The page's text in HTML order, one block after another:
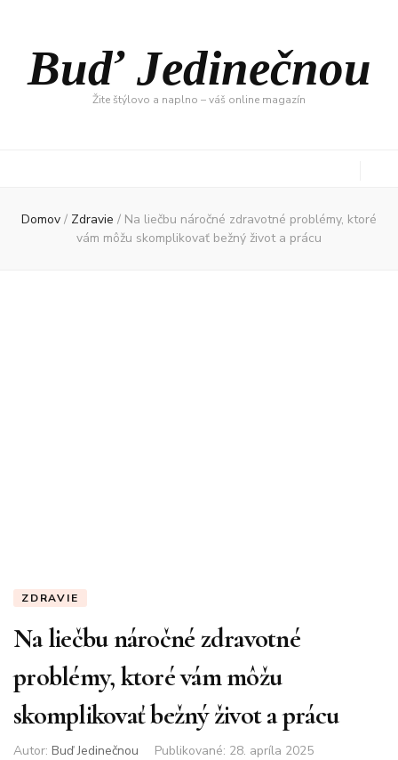
Buď Jedinečnou
Žite štýlovo a naplno – váš online magazín
Domov / Zdravie / Na liečbu náročné zdravotné problémy, ktoré
vám môžu skomplikovať bežný život a prácu
ZDRAVIE
Na liečbu náročné zdravotné
problémy, ktoré vám môžu
skomplikovať bežný život a prácu
Autor: Buď Jedinečnou Publikované: 28. apríla 2025